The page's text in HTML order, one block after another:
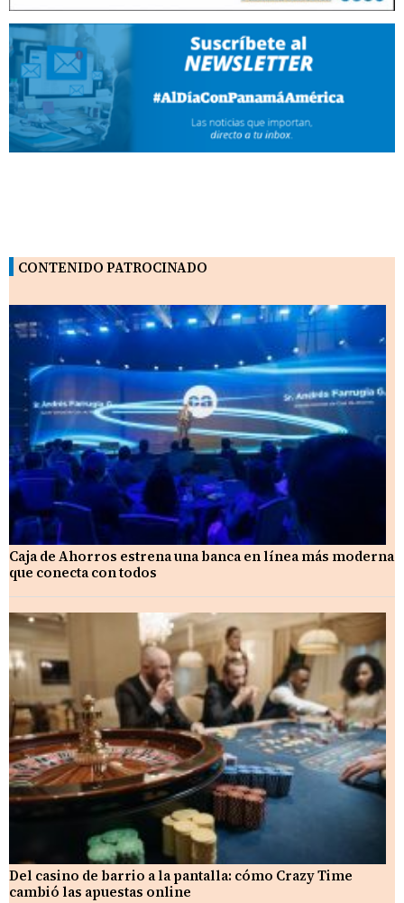
CONTENIDO PATROCINADO
Caja de Ahorros estrena una banca en línea más moderna
que conecta con todos
Del casino de barrio a la pantalla: cómo Crazy Time
cambió las apuestas online